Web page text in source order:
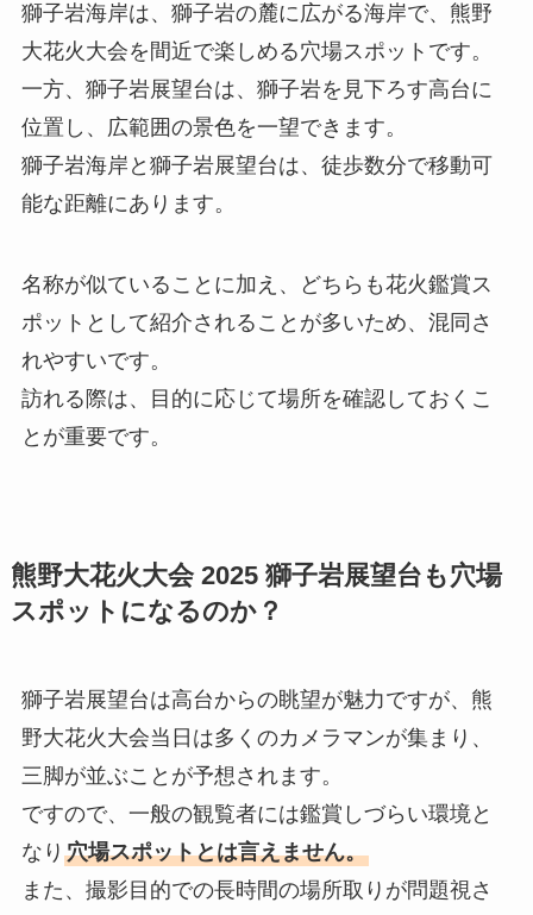
獅子岩海岸は、獅子岩の麓に広がる海岸で、熊野
大花火大会を間近で楽しめる穴場スポットです。
一方、獅子岩展望台は、獅子岩を見下ろす高台に
位置し、広範囲の景色を一望できます。
獅子岩海岸と獅子岩展望台は、徒歩数分で移動可
能な距離にあります。
名称が似ていることに加え、どちらも花火鑑賞ス
ポットとして紹介されることが多いため、混同さ
れやすいです。
訪れる際は、目的に応じて場所を確認しておくこ
とが重要です。
熊野大花火大会 2025 獅子岩展望台も穴場
スポットになるのか？
獅子岩展望台は高台からの眺望が魅力ですが、熊
野大花火大会当日は多くのカメラマンが集まり、
三脚が並ぶことが予想されます。
ですので、一般の観覧者には鑑賞しづらい環境と
なり 穴場スポットとは言えません。
また、撮影目的での長時間の場所取りが問題視さ